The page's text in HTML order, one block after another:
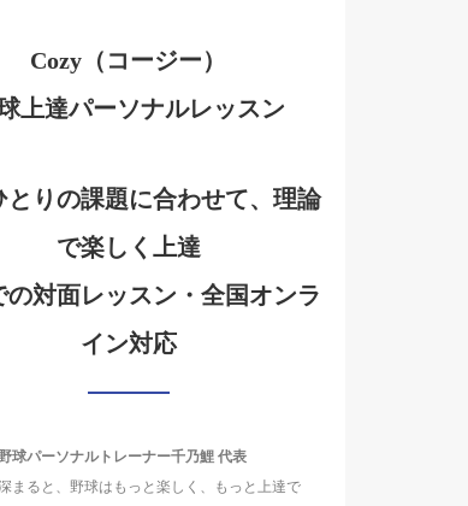
Cozy（コージー）
上達パーソナルレッスン
とりの課題に合わせて、理論
で楽しく上達
の対面レッスン・全国オンラ
イン対応
球パーソナルトレーナー千乃鯉 代表
まると、野球はもっと楽しく、もっと上達で